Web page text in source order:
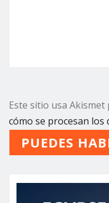
Este sitio usa
cómo se procesan los
PUEDES